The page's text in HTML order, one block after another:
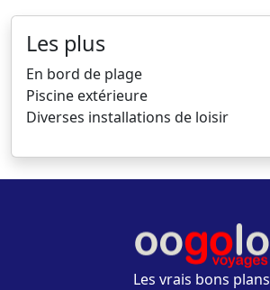
Les plus
En bord de plage
Piscine extérieure
Diverses installations de loisir
Les vrais bons plans